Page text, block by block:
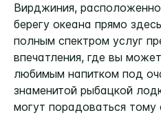
Вирджиния,
берегу океана прямо
полным спектром услуг
впечатления, где вы
любимым напитком под
знаменитой рыбацкой
могут порадоваться тому